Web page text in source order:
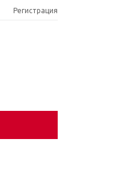
Регистрация